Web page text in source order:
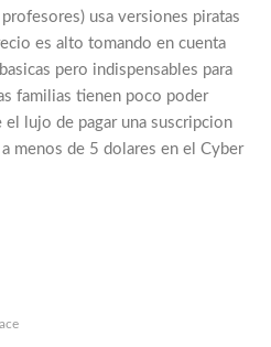
usa versiones piratas
es alto tomando en cuenta
pero indispensables para
familias tienen poco poder
lujo de pagar una suscripcion
menos de 5 dolares en el Cyber